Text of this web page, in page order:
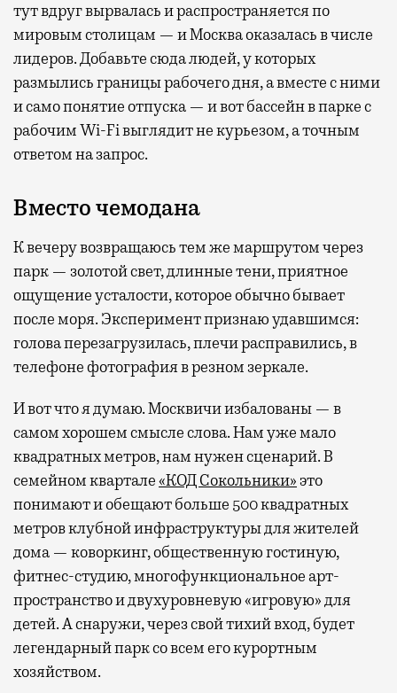
тут вдруг вырвалась и распространяется по
мировым столицам — и Москва оказалась в числе
лидеров. Добавьте сюда людей, у которых
размылись границы рабочего дня, а вместе с ними
и само понятие отпуска — и вот бассейн в парке с
рабочим Wi-Fi выглядит не курьезом, а точным
ответом на запрос.
Вместо чемодана
К вечеру возвращаюсь тем же маршрутом через
парк — золотой свет, длинные тени, приятное
ощущение усталости, которое обычно бывает
после моря. Эксперимент признаю удавшимся:
голова перезагрузилась, плечи расправились, в
телефоне фотография в резном зеркале.
И вот что я думаю. Москвичи избалованы — в
самом хорошем смысле слова. Нам уже мало
квадратных метров, нам нужен сценарий. В
семейном квартале«КОД Сокольники»это
понимают и обещают больше 500 квадратных
метров клубной инфраструктуры для жителей
дома — коворкинг, общественную гостиную,
фитнес-студию, многофункциональное арт-
пространство и двухуровневую «игровую» для
детей. А снаружи, через свой тихий вход, будет
легендарный парк со всем его курортным
хозяйством.